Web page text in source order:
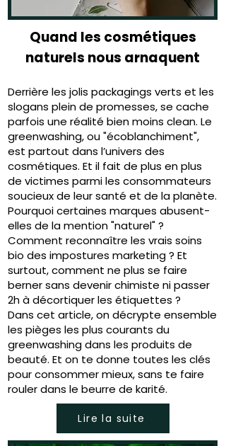
Quand les cosmétiques
naturels nous arnaquent
Derrière les jolis packagings verts et les
slogans plein de promesses, se cache
parfois une réalité bien moins clean. Le
greenwashing, ou "écoblanchiment",
est partout dans l’univers des
cosmétiques. Et il fait de plus en plus
de victimes parmi les consommateurs
soucieux de leur santé et de la planète.
Pourquoi certaines marques abusent-
elles de la mention "naturel" ?
Comment reconnaître les vrais soins
bio des impostures marketing ? Et
surtout, comment ne plus se faire
berner sans devenir chimiste ni passer
2h à décortiquer les étiquettes ?
Dans cet article, on décrypte ensemble
les pièges les plus courants du
greenwashing dans les produits de
beauté. Et on te donne toutes les clés
pour consommer mieux, sans te faire
rouler dans le beurre de karité.
Lire la suite